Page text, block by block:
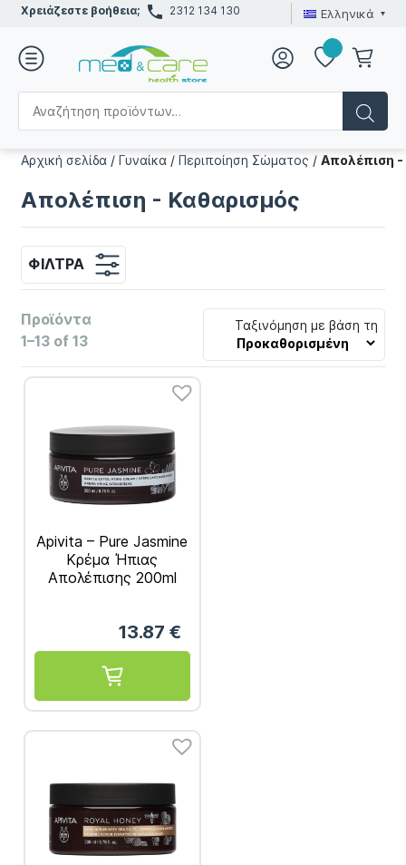
Χρειάζεστε βοήθεια; 2312 134 130 Ελληνικά
Αρχική σελίδα /Γυναίκα /Περιποίηση Σώματος /Απολέπιση
Απολέπιση - Καθαρισμός
ΦΊΛΤΡΑ
Προϊόντα
1–13 of 13
Ταξινόμηση με βάση τη
Apivita – Pure Jasmine
Κρέμα Ήπιας
Απολέπισης 200ml
13.87 €